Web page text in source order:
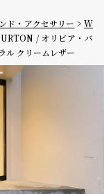
ド・アクセサリー
W
/ オリビア・バ
ル クリームレザー